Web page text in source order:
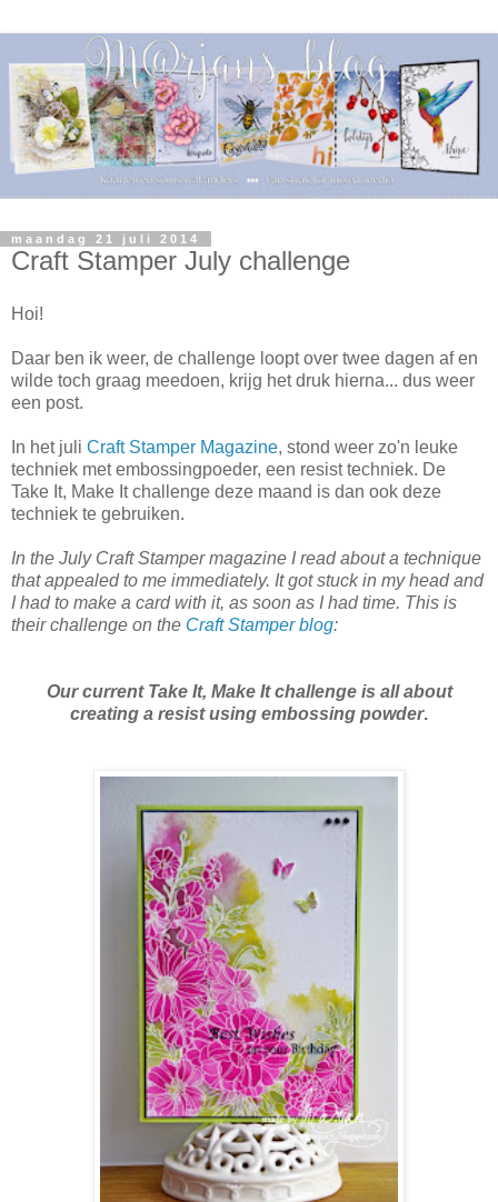
maandag 21 juli 2014
Craft Stamper July challenge
Hoi!
Daar ben ik weer, de challenge loopt over twee dagen af en
wilde toch graag meedoen, krijg het druk hierna... dus weer
een post.
In het juli Craft Stamper Magazine, stond weer zo'n leuke
techniek met embossingpoeder, een resist techniek. De
Take It, Make It challenge deze maand is dan ook deze
techniek te gebruiken.
In the July Craft Stamper magazine I read about a technique
that appealed to me immediately. It got stuck in my head and
I had to make a card with it, as soon as I had time. This is
their challenge on the Craft Stamper blog:
Our current Take It, Make It challenge is all about
creating a resist using embossing powder.